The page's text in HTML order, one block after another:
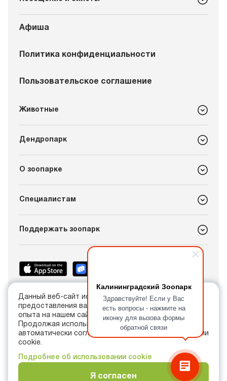
Калининградский Зоопарк
Здравствуйте! Если у Вас
есть вопросы - нажмите на
иконку для вызова формы
обратной связи
Данный веб-сайт использует cookie в целях
предоставления вам лучшего пользовательского
опыта на нашем сайте.
Продолжая использовать данный сайт, вы
автоматически соглашаетесь с использованием нами
cookie.
Подробнее об использовании cookie
Я согласен
Афиша
Политика конфиденциальности
Пользовательское соглашение
Животные
Дендропарк
О зоопарке
Специалистам
Поддержать зоопарк
+7 (4012) 21-89-14
info@kldzoo.ru
Россия, г. Калининград, проспект Мира, 26